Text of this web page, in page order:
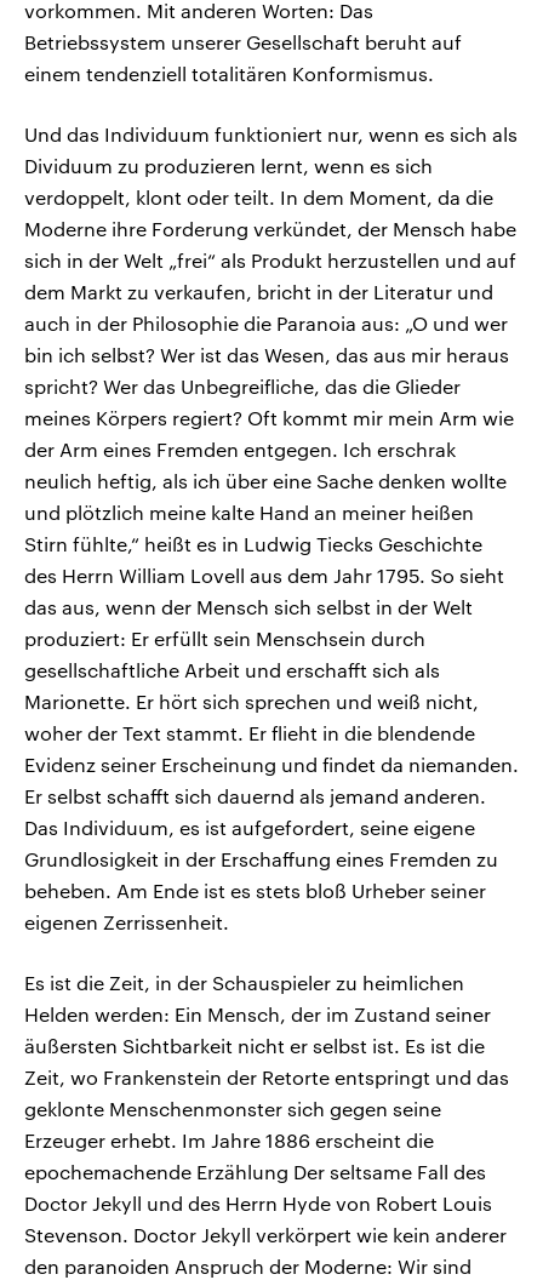
vorkommen. Mit anderen Worten: Das
Betriebssystem unserer Gesellschaft beruht auf
einem tendenziell totalitären Konformismus.
Und das Individuum funktioniert nur, wenn es sich als
Dividuum zu produzieren lernt, wenn es sich
verdoppelt, klont oder teilt. In dem Moment, da die
Moderne ihre Forderung verkündet, der Mensch habe
sich in der Welt „frei“ als Produkt herzustellen und auf
dem Markt zu verkaufen, bricht in der Literatur und
auch in der Philosophie die Paranoia aus: „O und wer
bin ich selbst? Wer ist das Wesen, das aus mir heraus
spricht? Wer das Unbegreifliche, das die Glieder
meines Körpers regiert? Oft kommt mir mein Arm wie
der Arm eines Fremden entgegen. Ich erschrak
neulich heftig, als ich über eine Sache denken wollte
und plötzlich meine kalte Hand an meiner heißen
Stirn fühlte,“ heißt es in Ludwig Tiecks Geschichte
des Herrn William Lovell aus dem Jahr 1795. So sieht
das aus, wenn der Mensch sich selbst in der Welt
produziert: Er erfüllt sein Menschsein durch
gesellschaftliche Arbeit und erschafft sich als
Marionette. Er hört sich sprechen und weiß nicht,
woher der Text stammt. Er flieht in die blendende
Evidenz seiner Erscheinung und findet da niemanden.
Er selbst schafft sich dauernd als jemand anderen.
Das Individuum, es ist aufgefordert, seine eigene
Grundlosigkeit in der Erschaffung eines Fremden zu
beheben. Am Ende ist es stets bloß Urheber seiner
eigenen Zerrissenheit.
Es ist die Zeit, in der Schauspieler zu heimlichen
Helden werden: Ein Mensch, der im Zustand seiner
äußersten Sichtbarkeit nicht er selbst ist. Es ist die
Zeit, wo Frankenstein der Retorte entspringt und das
geklonte Menschenmonster sich gegen seine
Erzeuger erhebt. Im Jahre 1886 erscheint die
epochemachende Erzählung Der seltsame Fall des
Doctor Jekyll und des Herrn Hyde von Robert Louis
Stevenson. Doctor Jekyll verkörpert wie kein anderer
den paranoiden Anspruch der Moderne: Wir sind